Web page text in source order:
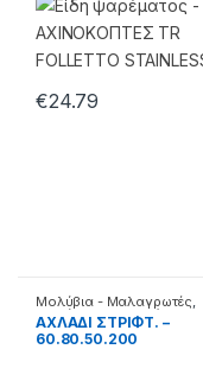
€24.79
Μολύβια - Μαλαγρωτές
Μολύβια Κλασσικά
AXΛAΔI ΣTPIΦT. –
60.80.50.200